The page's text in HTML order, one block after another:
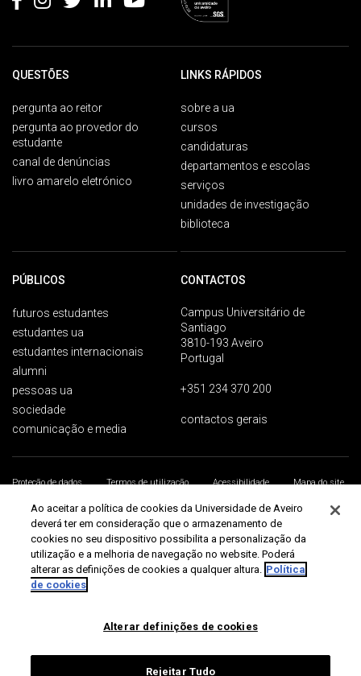
QUESTÕES
pergunta ao reitor
pergunta ao provedor do
estudante
canal de denúncias
livro amarelo eletrónico
LINKS RÁPIDOS
sobre a ua
cursos
candidaturas
departamentos e escolas
serviços
unidades de investigação
biblioteca
PÚBLICOS
futuros estudantes
estudantes ua
estudantes internacionais
alumni
pessoas ua
sociedade
comunicação e media
CONTACTOS
Campus Universitário de
Santiago
3810-193 Aveiro
Portugal
+351 234 370 200
contactos gerais
Proteção de dados Termos de utilização Acessibilidade
Mapa do site
Universidade de Aveiro 2026
Ao aceitar a política de cookies da Universidade de Aveiro
deverá ter em consideração que o armazenamento de
cookies no seu dispositivo possibilita a personalização da
utilização e a melhoria de navegação no website. Poderá
alterar as definições de cookies a qualquer altura. Política
de cookies
Alterar definições de cookies
Rejeitar Tudo